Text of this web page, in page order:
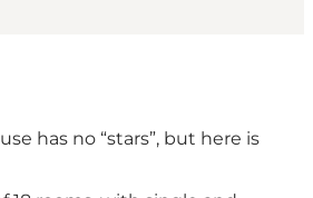
has no “stars”, but here is